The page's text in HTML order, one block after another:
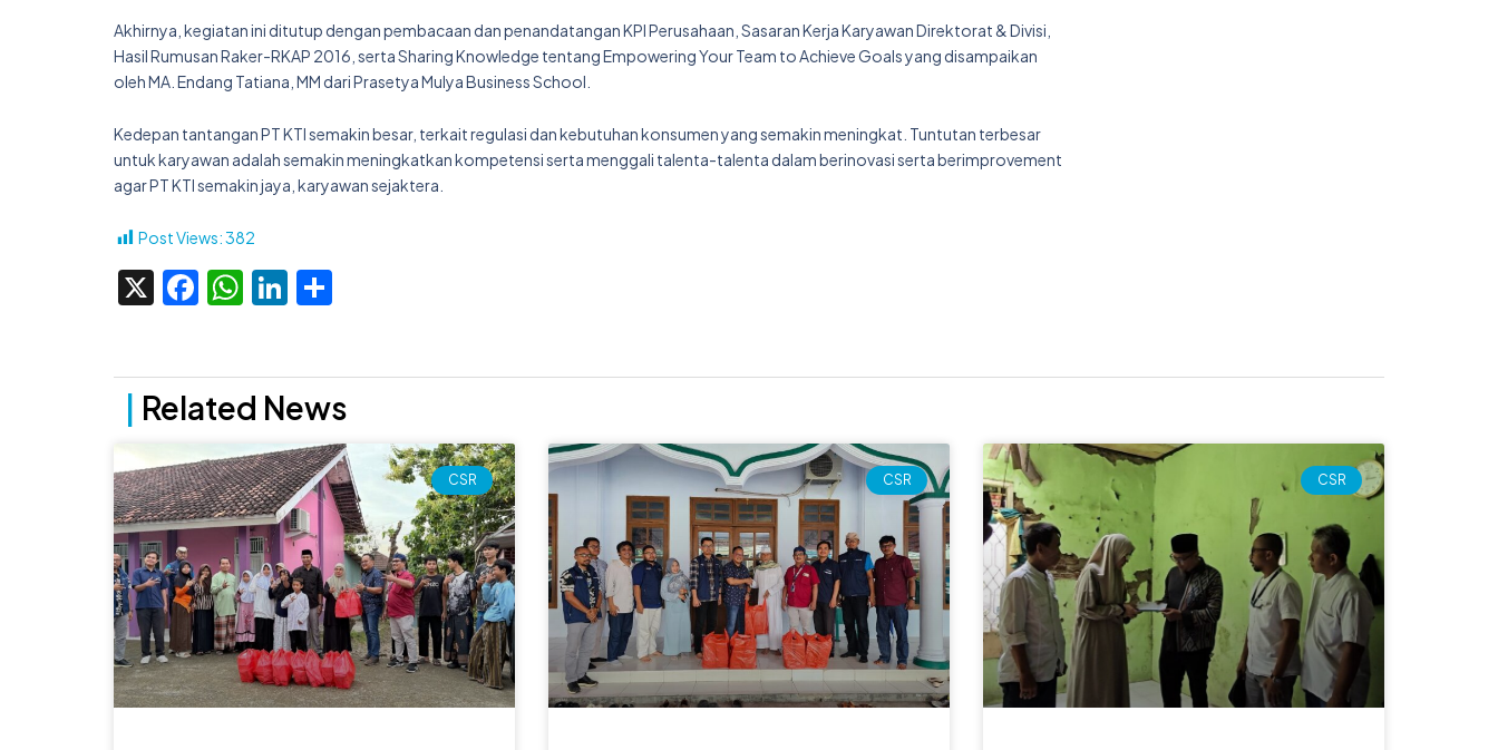
Akhirnya, kegiatan ini ditutup dengan pembacaan dan penandatangan KPI Perusahaan, Sasaran Kerja Karyawan Direktorat & Divisi,
Hasil Rumusan Raker-RKAP 2016, serta Sharing Knowledge tentang Empowering Your Team to Achieve Goals yang disampaikan
oleh MA. Endang Tatiana, MM dari Prasetya Mulya Business School.
Kedepan tantangan PT KTI semakin besar, terkait regulasi dan kebutuhan konsumen yang semakin meningkat. Tuntutan terbesar
untuk karyawan adalah semakin meningkatkan kompetensi serta menggali talenta-talenta dalam berinovasi serta berimprovement
agar PT KTI semakin jaya, karyawan sejaktera.
Post Views:382
X Facebook
WhatsApp
LinkedIn
| Related News
CSR CSR CSR
PagePagePage Page